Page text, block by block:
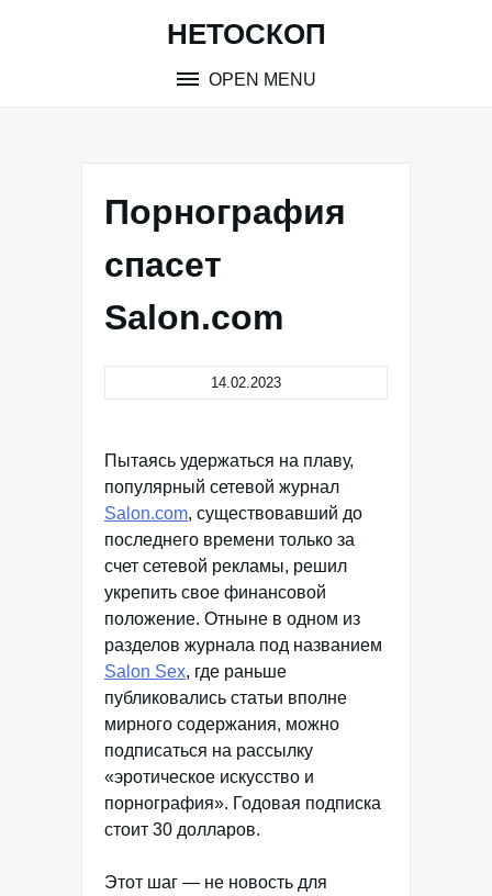
НЕТОСКОП
OPEN MENU
Порнография
спасет
Salon.com
14.02.2023
Пытаясь удержаться на плаву,
популярный сетевой журнал
Salon.com, существовавший до
последнего времени только за
счет сетевой рекламы, решил
укрепить свое финансовой
положение. Отныне в одном из
разделов журнала под названием
Salon Sex, где раньше
публиковались статьи вполне
мирного содержания, можно
подписаться на рассылку
«эротическое искусство и
порнография». Годовая подписка
стоит 30 долларов.
Этот шаг — не новость для